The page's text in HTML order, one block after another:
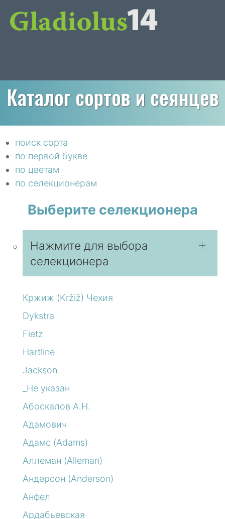
Каталог сортов и сеянцев
поиск сорта
по первой букве
по цветам
по селекционерам
Выберите селекционера
Нажмите для выбора
селекционера
Кржиж (Kržiž) Чехия
Dykstra
Fietz
Hartline
Jackson
_Не указан
Абоскалов А.Н.
Адамович
Адамс (Adams)
Аллеман (Alleman)
Андерсон (Anderson)
Анфел
Ардабьевская